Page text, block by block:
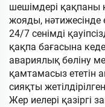
шешімдері қақпаны
жояды,
24/7 сенімді
қақпа бағасына
авариялық бөліну
қамтамасыз ететін
сияқты
Жер иелері қазіргі